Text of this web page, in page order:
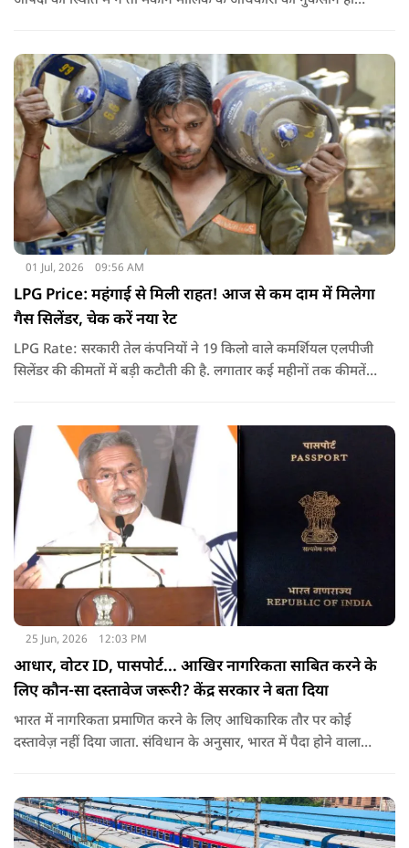
01 Jul, 2026 09:56 AM
LPG Price: महंगाई से मिली राहत! आज से कम दाम में मिलेगा
गैस सिलेंडर, चेक करें नया रेट
LPG Rate: सरकारी तेल कंपनियों ने 19 किलो वाले कमर्शियल एलपीजी
सिलेंडर की कीमतों में बड़ी कटौती की है. लगातार कई महीनों तक कीमतें
25 Jun, 2026 12:03 PM
आधार, वोटर ID, पासपोर्ट... आखिर नागरिकता साबित करने के
लिए कौन-सा दस्तावेज जरूरी? केंद्र सरकार ने बता दिया
भारत में नागरिकता प्रमाणित करने के लिए आधिकारिक तौर पर कोई
दस्तावेज़ नहीं दिया जाता. संविधान के अनुसार, भारत में पैदा होने वाला